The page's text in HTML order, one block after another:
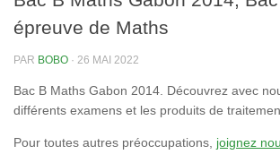
épreuve de Maths
PAR BOBO · 26 MAI 2022
Bac B Maths Gabon 2014. Découvrez avec
différents examens et les produits de
Pour toutes autres préoccupations, joignez